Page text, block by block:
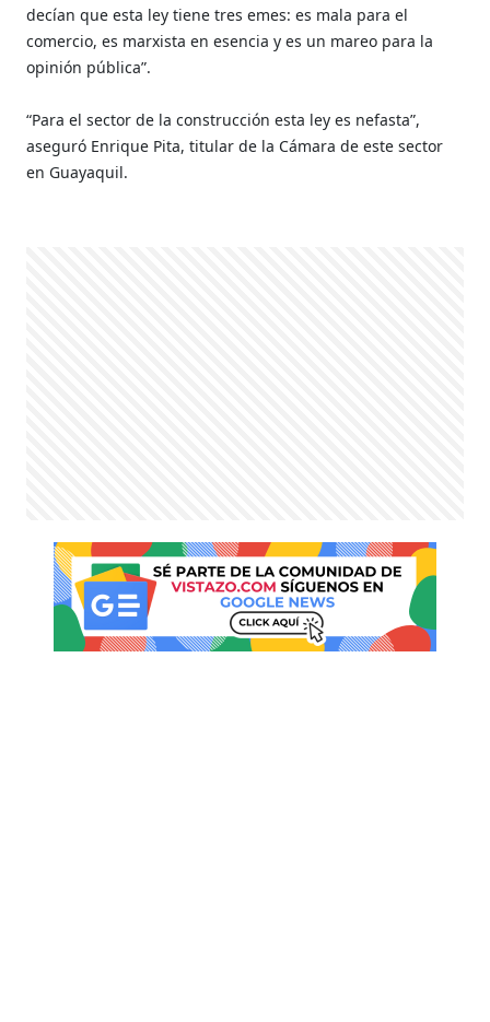
decían que esta ley tiene tres emes: es mala para el
comercio, es marxista en esencia y es un mareo para la
opinión pública”.
“Para el sector de la construcción esta ley es nefasta”,
aseguró Enrique Pita, titular de la Cámara de este sector
en Guayaquil.